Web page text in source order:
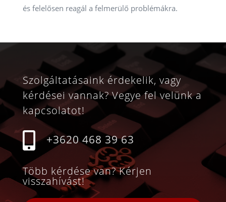
és felelősen reagál a felmerülő problémákra.
Szolgáltatásaink érdekelik, vagy
kérdései vannak? Vegye fel velünk a
kapcsolatot!
 +3620 468 39 63
Több kérdése van? Kérjen
visszahívást!